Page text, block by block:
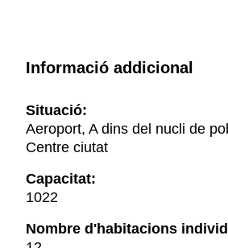
Informació addicional
Situació:
Aeroport, A dins del nucli de
Centre ciutat
Capacitat:
1022
Nombre d'habitacions